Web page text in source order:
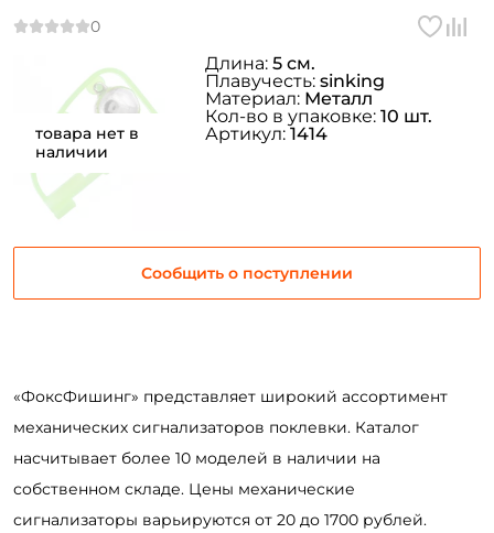
товара нет в
наличии
Сообщить о поступлении
Длина: 5 см.
Плавучесть: sinking
Материал: Металл
Кол-во в упаковке: 10 шт.
Артикул:1414
«ФоксФишинг» представляет широкий ассортимент
механических сигнализаторов поклевки. Каталог
насчитывает более 10 моделей в наличии на
собственном складе. Цены механические
сигнализаторы варьируются от 20 до 1700 рублей.